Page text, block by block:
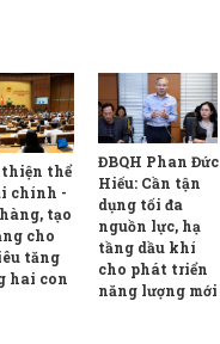
thể
chính -
tạo
cho
tăng
hai con
ĐBQH Phan Đức
Hiếu: Cần tận
dụng tối đa
nguồn lực, hạ
tầng dầu khí
cho phát triển
năng lượng mới